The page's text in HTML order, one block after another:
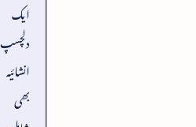
ایک
دلچسپ
انشائیہ
بھی